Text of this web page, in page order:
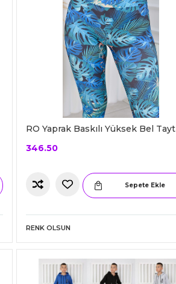
RO Yaprak Baskılı Yüksek Bel Tayt
346.50
Sepete Ekle
RENK OLSUN